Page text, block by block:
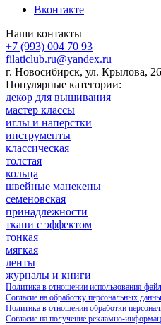
Вконтакте
Наши контакты
+7 (993) 004 70 93
filaticlub.ru@yandex.ru
г. Новосибирск, ул. Крылова, 26
Популярные категории:
декор для вышивания
мастер классы
иглы и наперстки
инструменты
классическая
толстая
кольца
швейные манекены
семеновская
принадлежности
ткани с эффектом
тонкая
мягкая
ленты
журналы и книги
Политика в отношении использования
Согласие на обработку персональных
Политика в отношении обработки
Согласие на получение рекламно-